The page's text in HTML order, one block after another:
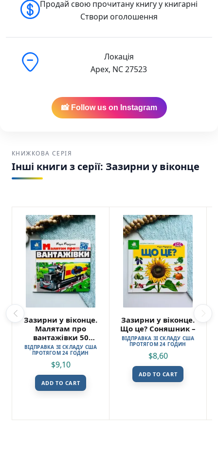
Продай свою прочитану книгу у книгарні
Створи оголошення
Локація
Apex, NC 27523
📸 Follow us on Instagram
КНИЖКОВА СЕРІЯ
Інші книги з серії: Зазирни у віконце
Зазирни у віконце.
Малятам про
вантажівки 50
віконець – Книжкова
хата
ВІДПРАВКА ЗІ СКЛАДУ США
ПРОТЯГОМ 24 ГОДИН
$9,10
ADD TO CART
Зазирни у віконце.
Що це? Соняшник –
ВІДПРАВКА ЗІ СКЛАДУ США
ПРОТЯГОМ 24 ГОДИН
$8,60
ADD TO CART